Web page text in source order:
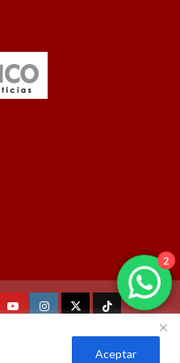
Aceptar
YoutubeInstagram
X TikTok
2